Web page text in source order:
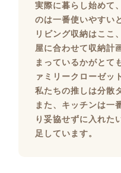
実際に暮らし始めて
のは一番使いやすい
リビング収納はここ
屋に合わせて収納計
まっているかがとて
ァミリークローゼッ
私たちの推しは分散
また、キッチンは一
り妥協せずに入れた
足しています。